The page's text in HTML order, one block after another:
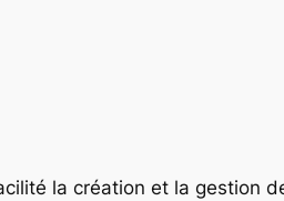
la création et la gestion